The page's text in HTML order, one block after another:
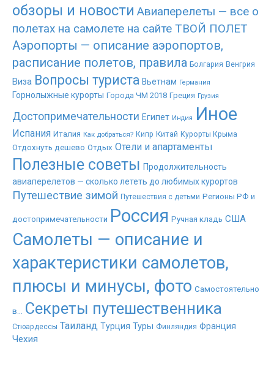
обзоры и новости Авиаперелеты — все о
полетах на самолете на сайте ТВОЙ ПОЛЕТ
Аэропорты — описание аэропортов,
расписание полетов, правила Болгария Венгрия
Виза Вопросы туриста Вьетнам Германия
Горнолыжные курорты Города ЧМ 2018 Греция Грузия
Достопримечательности Египет Индия Иное
Испания Италия Как добраться? Кипр Китай Курорты Крыма
Отдохнуть дешево Отдых Отели и апартаменты
Полезные советы Продолжительность
авиаперелетов — сколько лететь до любимых курортов
Путешествие зимой Путешествия с детьми Регионы РФ и
достопримечательности Россия Ручная кладь США
Самолеты — описание и
характеристики самолетов,
плюсы и минусы, фото Самостоятельно
в... Секреты путешественника
Стюардессы Таиланд Турция Туры Финляндия Франция
Чехия